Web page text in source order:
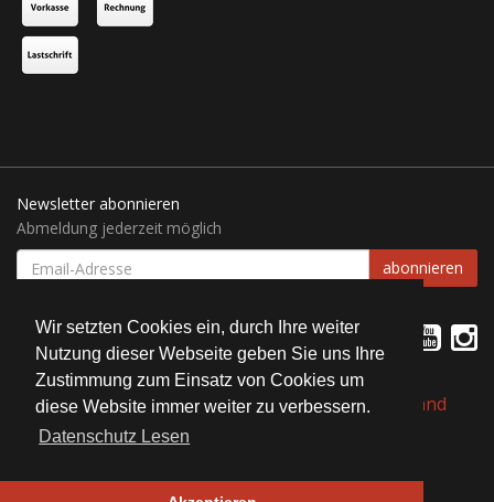
Wir setzten Cookies ein, durch Ihre weiter
Nutzung dieser Webseite geben Sie uns Ihre
Zustimmung zum Einsatz von Cookies um
diese Website immer weiter zu verbessern.
Datenschutz Lesen
Newsletter abonnieren
Abmeldung jederzeit möglich
EMAIL-
ADRESSE
abonnieren
*Alle Preise inkl. gesetzlicher USt., zzgl. Versand
Alle Rechte vorbehalten